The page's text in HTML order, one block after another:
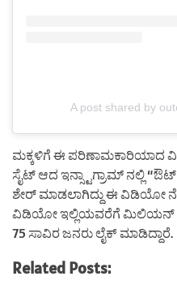
A post shared by
ಮಕ್ಕಳಿಗೆ ಈ
ಸೈಟ್ ಆದ ಇನ್ಸ್ಟಾಗ್ರಾಮ್ ನಲ್ಲಿ
ಶೇರ್ ಮಾಡಲಾಗಿದ್ದು ಈ ವಿಡಿಯೋ
ವಿಡಿಯೋ ಇಲ್ಲಿಯವರೆಗೆ ಮಿಲಿಯನ್
75 ಸಾವಿರ ಜನರು ಲೈಕ್ ಮಾಡಿದ್ದಾರೆ.
Related Posts: